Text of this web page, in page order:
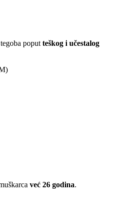
poput teškog i učestalog
)
već 26 godina.